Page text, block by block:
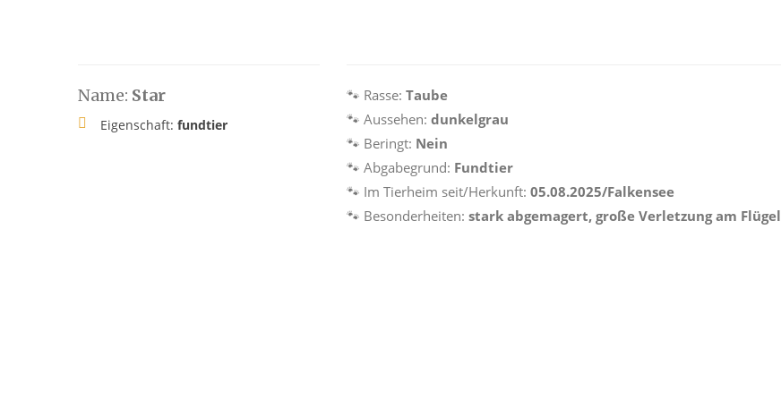
Name: Star
Eigenschaft: fundtier
🐾 Rasse: Taube
🐾 Aussehen: dunkelgrau
🐾 Beringt: Nein
🐾 Abgabegrund: Fundtier
🐾 Im Tierheim seit/Herkunft: 05.08.2025/Falkensee
🐾 Besonderheiten: stark abgemagert, große Verletzung am Flügel